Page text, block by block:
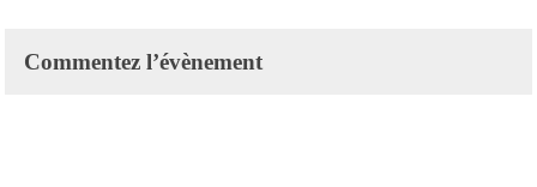
Commentez l’évènement